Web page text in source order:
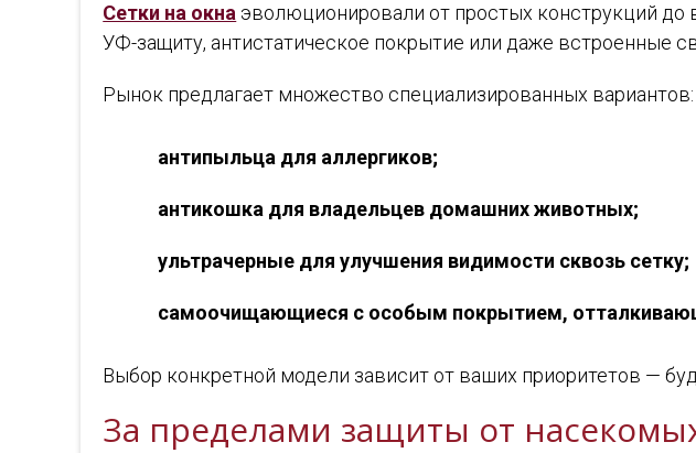
Сетки на окна эволюционировали от простых конструкций
УФ-защиту, антистатическое покрытие или даже встроенные
Рынок предлагает множество специализированных вариантов:
антипыльца для аллергиков;
антикошка для владельцев домашних животных;
ультрачерные для улучшения видимости сквозь сетку;
самоочищающиеся с особым покрытием,
Выбор конкретной модели зависит от ваших приоритетов —
За пределами защиты от